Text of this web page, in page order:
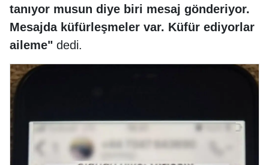
tanıyor musun diye biri mesaj gönderiyor.
Mesajda küfürleşmeler var. Küfür ediyorlar
aileme" dedi.